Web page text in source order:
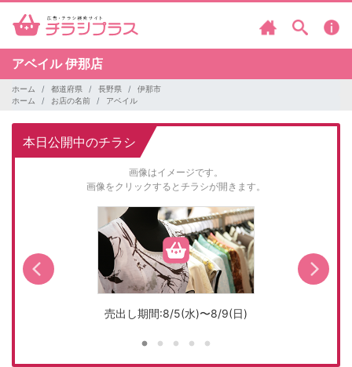
アベイル伊那店
ホーム 都道府県 長野県
伊那市
ホーム
お店の名前 アベイル
本日公開中のチラシ
画像はイメージです。
画像をクリックするとチラシが開きます。
売出し期間:8/5(水)〜8/9(日)